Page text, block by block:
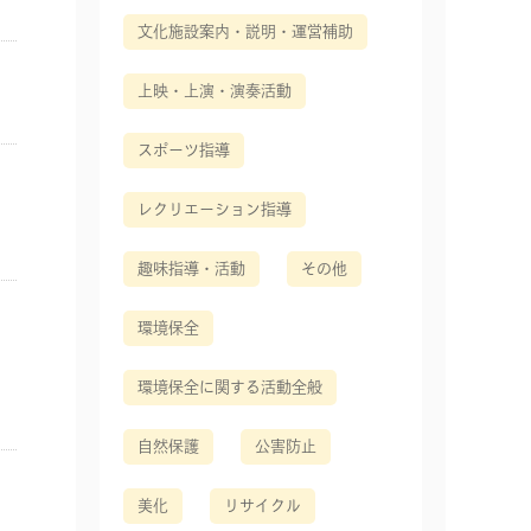
文化施設案内・説明・運営補助
上映・上演・演奏活動
スポーツ指導
レクリエーション指導
趣味指導・活動 その他
環境保全
環境保全に関する活動全般
自然保護 公害防止
美化 リサイクル